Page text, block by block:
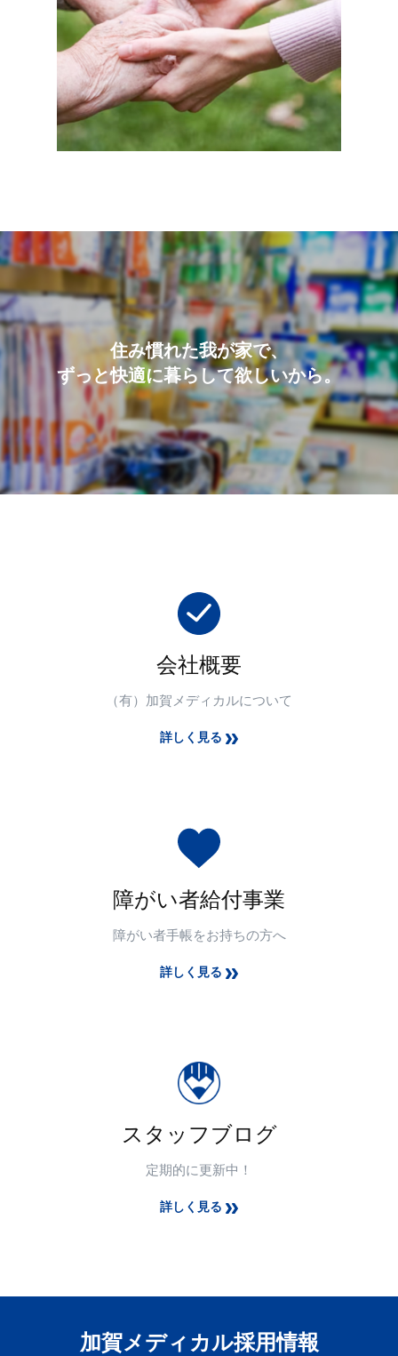
住み慣れた我が家で、
ずっと快適に暮らして欲しいから。
会社概要
（有）加賀メディカルについて
詳しく見る
障がい者給付事業
障がい者手帳をお持ちの方へ
詳しく見る
スタッフブログ
定期的に更新中！
詳しく見る
加賀メディカル採用情報